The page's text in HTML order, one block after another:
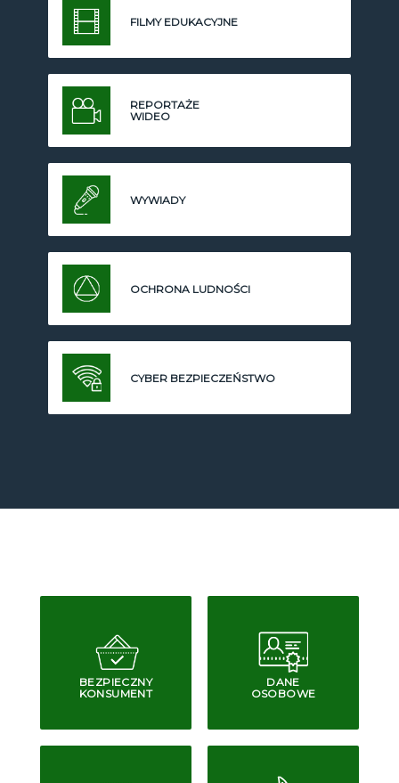
FILMY EDUKACYJNE
REPORTAŻE
WIDEO
WYWIADY
OCHRONA LUDNOŚCI
CYBER BEZPIECZEŃSTWO
BEZPIECZNY
KONSUMENT
DANE
OSOBOWE